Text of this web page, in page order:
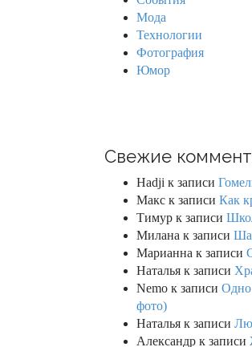
Мода
Технологии
Фотография
Юмор
Свежие
Hadji к записи
Макс к записи Как
Тимур к записи
Милана к записи
Марианна к записи
Наталья к записи
Nemo к записи Одно
фото)
Наталья к записи
Александр к записи